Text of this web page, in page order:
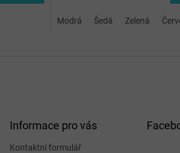
z
Modrá Šedá Zelená
Informace pro vás
Kontaktní formulář